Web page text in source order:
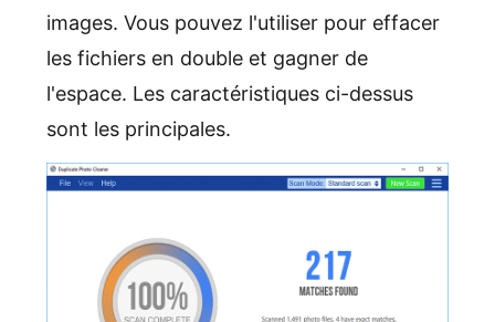
images. Vous pouvez l'utiliser pour effacer
les fichiers en double et gagner de
l'espace. Les caractéristiques ci-dessus
sont les principales.